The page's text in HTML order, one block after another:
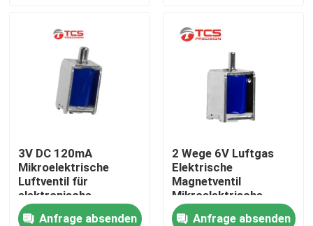
VR-Show
Über uns
Werksbesichtigung
Qualitätskontrolle
Kontakt mit uns
3V DC 120mA
Mikroelektrische
Luftventil für
elektronische
Blutdruckmessgeräte
Anfrage absenden
2 Wege 6V Luftgas
Elektrische
Magnetventil
Mikroelektrische
Miniatur 60mA
Anfrage absenden